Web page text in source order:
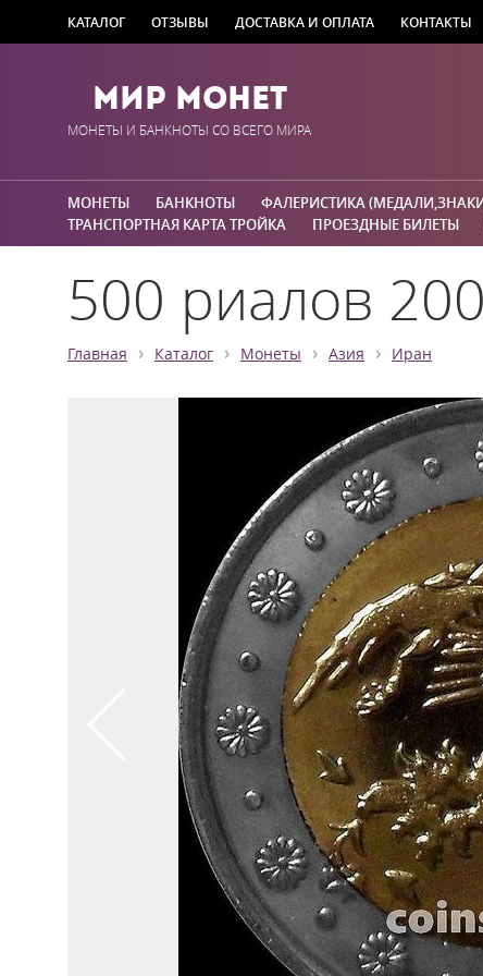
КАТАЛОГ ОТЗЫВЫ ДОСТАВКА И ОПЛАТА КОНТАКТЫ
Мир Монет
МОНЕТЫ И БАНКНОТЫ СО ВСЕГО МИРА
МОНЕТЫ БАНКНОТЫ ФАЛЕРИСТИКА
ТРАНСПОРТНАЯ КАРТА ТРОЙКА
ПРОЕЗДНЫЕ БИЛЕТЫ
500 риалов
Главная › Каталог › Монеты › Азия › Иран